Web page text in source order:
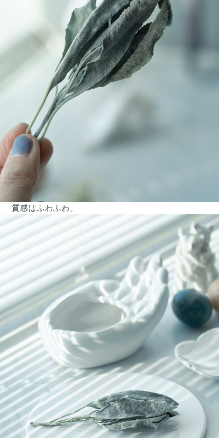
Q. 毎月自動でお花が届くサービスですか？
いいえ、毎月自動でお届けするサービスではありません。好
きな時に好きな花をご注文いただけます。
Q. 配送できないエリアはありますか？
ただいま沖縄・離島エリアへの配送には対応しておりませ
ん。ご了承ください。
Q. 配送日時は指定できますか？
お花をベストなタイミングで発送しているため、お届け日の
指定はできません。受け取り時間帯は、発送後にクロネコヤ
マトのアプリから変更可能です。
Q. 注文後にキャンセルできますか？
ご注文後一定時間内であればキャンセル可能です。
質感はふわふわ。